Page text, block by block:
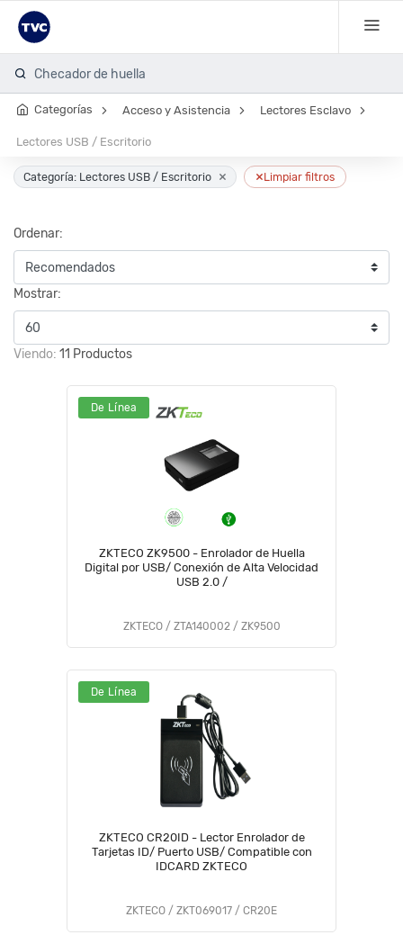
Checador de huella
Categorías Acceso y Asistencia Lectores Esclavo
Lectores USB / Escritorio
Categoría: Lectores USB / Escritorio × ×Limpiar filtros
Ordenar:
Mostrar:
Viendo: 11 Productos
De Línea
ZKTECO ZK9500 - Enrolador de Huella
Digital por USB/ Conexión de Alta Velocidad
USB 2.0 /
ZKTECO / ZTA140002 / ZK9500
De Línea
ZKTECO CR20ID - Lector Enrolador de
Tarjetas ID/ Puerto USB/ Compatible con
IDCARD ZKTECO
ZKTECO / ZKT069017 / CR20E